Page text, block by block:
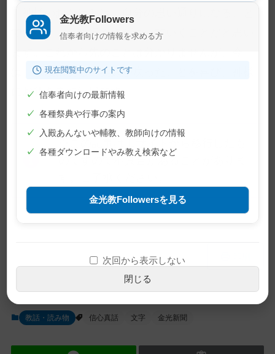
神様のおかげとは、自分の思い通りになること
ではなく、立ち行く道がついていくことだと思い
は、家族に明るい笑顔が戻ったことを喜び、神様
にお礼を申す毎日です。
のですので不具合があることがありま
イ
コ
ビ
ー
教話・読み物 信心真話 文字 金光新聞
金光教Followers
信奉者向けの情報を求める方
現在閲覧中のサイトです
✓ 信奉者向けの最新情報
✓ 各種祭典や行事の案内
✓ 入殿あんないや輔教、教師向けの情報
✓ 各種ダウンロードやみ教え検索など
金光教Followersを見る
次回から表示しない
閉じる